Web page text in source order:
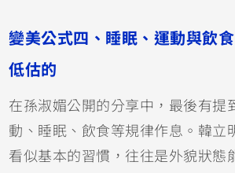
變美公式四、睡眠、運動與飲
低估的
在孫淑媚公開的分享中，最後有提
動、睡眠、飲食等規律作息。韓立
看似基本的習慣，往往是外貌狀態